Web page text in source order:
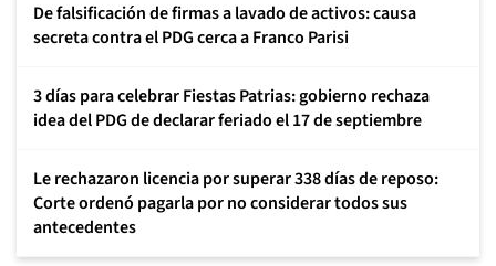
De falsificación de firmas a lavado de activos: causa
secreta contra el PDG cerca a Franco Parisi
3 días para celebrar Fiestas Patrias: gobierno rechaza
idea del PDG de declarar feriado el 17 de septiembre
Le rechazaron licencia por superar 338 días de reposo:
Corte ordenó pagarla por no considerar todos sus
antecedentes